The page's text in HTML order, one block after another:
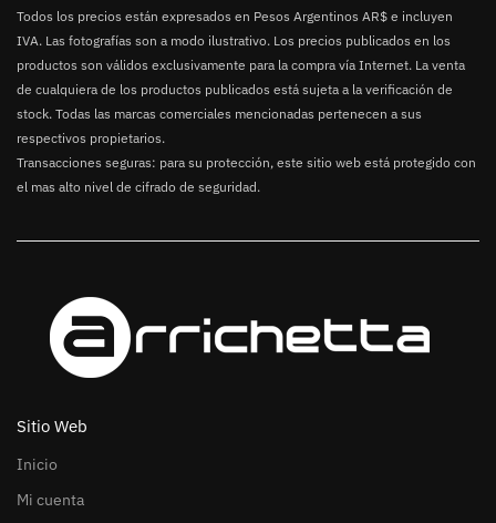
Todos los precios están expresados en Pesos Argentinos AR$ e incluyen
IVA. Las fotografías son a modo ilustrativo. Los precios publicados en los
productos son válidos exclusivamente para la compra vía Internet. La venta
de cualquiera de los productos publicados está sujeta a la verificación de
stock. Todas las marcas comerciales mencionadas pertenecen a sus
respectivos propietarios.
Transacciones seguras: para su protección, este sitio web está protegido con
el mas alto nivel de cifrado de seguridad.
Sitio Web
Inicio
Mi cuenta